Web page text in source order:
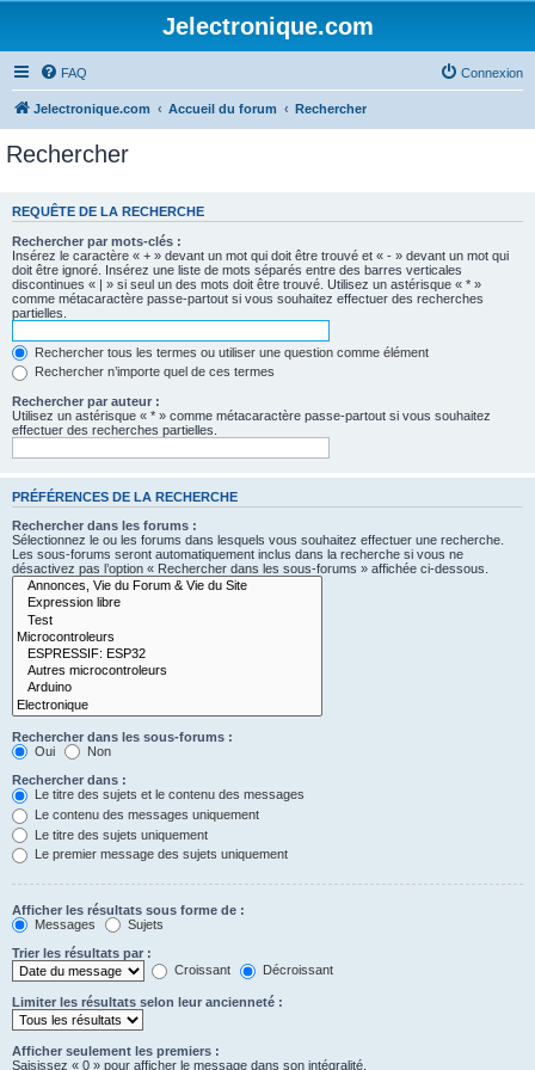
Jelectronique.com
FAQ Connexion
Jelectronique.com Accueil du forum Rechercher
Rechercher
REQUÊTE DE LA RECHERCHE
Rechercher par mots-clés :
Insérez le caractère « + » devant un mot qui doit être trouvé et « - » devant un mot qui
doit être ignoré. Insérez une liste de mots séparés entre des barres verticales
discontinues « | » si seul un des mots doit être trouvé. Utilisez un astérisque « * »
comme métacaractère passe-partout si vous souhaitez effectuer des recherches
partielles.
Rechercher tous les termes ou utiliser une question comme élément
Rechercher n’importe quel de ces termes
Rechercher par auteur :
Utilisez un astérisque « * » comme métacaractère passe-partout si vous souhaitez
effectuer des recherches partielles.
PRÉFÉRENCES DE LA RECHERCHE
Rechercher dans les forums :
Sélectionnez le ou les forums dans lesquels vous souhaitez effectuer une recherche.
Les sous-forums seront automatiquement inclus dans la recherche si vous ne
désactivez pas l’option « Rechercher dans les sous-forums » affichée ci-dessous.
Rechercher dans les sous-forums :
Oui
Non
Rechercher dans :
Le titre des sujets et le contenu des messages
Le contenu des messages uniquement
Le titre des sujets uniquement
Le premier message des sujets uniquement
Afficher les résultats sous forme de :
Messages
Sujets
Trier les résultats par :
Croissant
Décroissant
Limiter les résultats selon leur ancienneté :
Afficher seulement les premiers :
Saisissez « 0 » pour afficher le message dans son intégralité.